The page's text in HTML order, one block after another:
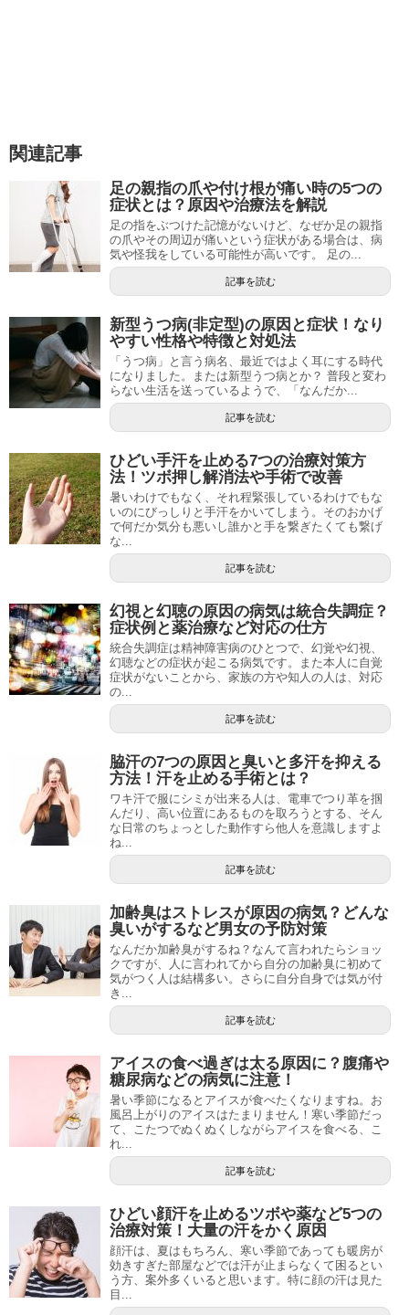
関連記事
足の親指の爪や付け根が痛い時の5つの
症状とは？原因や治療法を解説
足の指をぶつけた記憶がないけど、なぜか足の親指
の爪やその周辺が痛いという症状がある場合は、病
気や怪我をしている可能性が高いです。 足の...
記事を読む
新型うつ病(非定型)の原因と症状！なり
やすい性格や特徴と対処法
「うつ病」と言う病名、最近ではよく耳にする時代
になりました。または新型うつ病とか？ 普段と変わ
らない生活を送っているようで、「なんだか...
記事を読む
ひどい手汗を止める7つの治療対策方
法！ツボ押し解消法や手術で改善
暑いわけでもなく、それ程緊張しているわけでもな
いのにびっしりと手汗をかいてしまう。そのおかげ
で何だか気分も悪いし誰かと手を繋ぎたくても繋げ
な...
記事を読む
幻視と幻聴の原因の病気は統合失調症？
症状例と薬治療など対応の仕方
統合失調症は精神障害病のひとつで、幻覚や幻視、
幻聴などの症状が起こる病気です。また本人に自覚
症状がないことから、家族の方や知人の人は、対応
の...
記事を読む
脇汗の7つの原因と臭いと多汗を抑える
方法！汗を止める手術とは？
ワキ汗で服にシミが出来る人は、電車でつり革を掴
んだり、高い位置にあるものを取ろうとする、そん
な日常のちょっとした動作すら他人を意識しますよ
ね...
記事を読む
加齢臭はストレスが原因の病気？どんな
臭いがするなど男女の予防対策
なんだか加齢臭がするね？なんて言われたらショッ
クですが、人に言われてから自分の加齢臭に初めて
気がつく人は結構多い。さらに自分自身では気が付
き...
記事を読む
アイスの食べ過ぎは太る原因に？腹痛や
糖尿病などの病気に注意！
暑い季節になるとアイスが食べたくなりますね。お
風呂上がりのアイスはたまりません！寒い季節だっ
て、こたつでぬくぬくしながらアイスを食べる、こ
れ...
記事を読む
ひどい顔汗を止めるツボや薬など5つの
治療対策！大量の汗をかく原因
顔汗は、夏はもちろん、寒い季節であっても暖房が
効きすぎた部屋などでは汗が止まらなくて困るとい
う方、案外多くいると思います。特に顔の汗は見た
目...